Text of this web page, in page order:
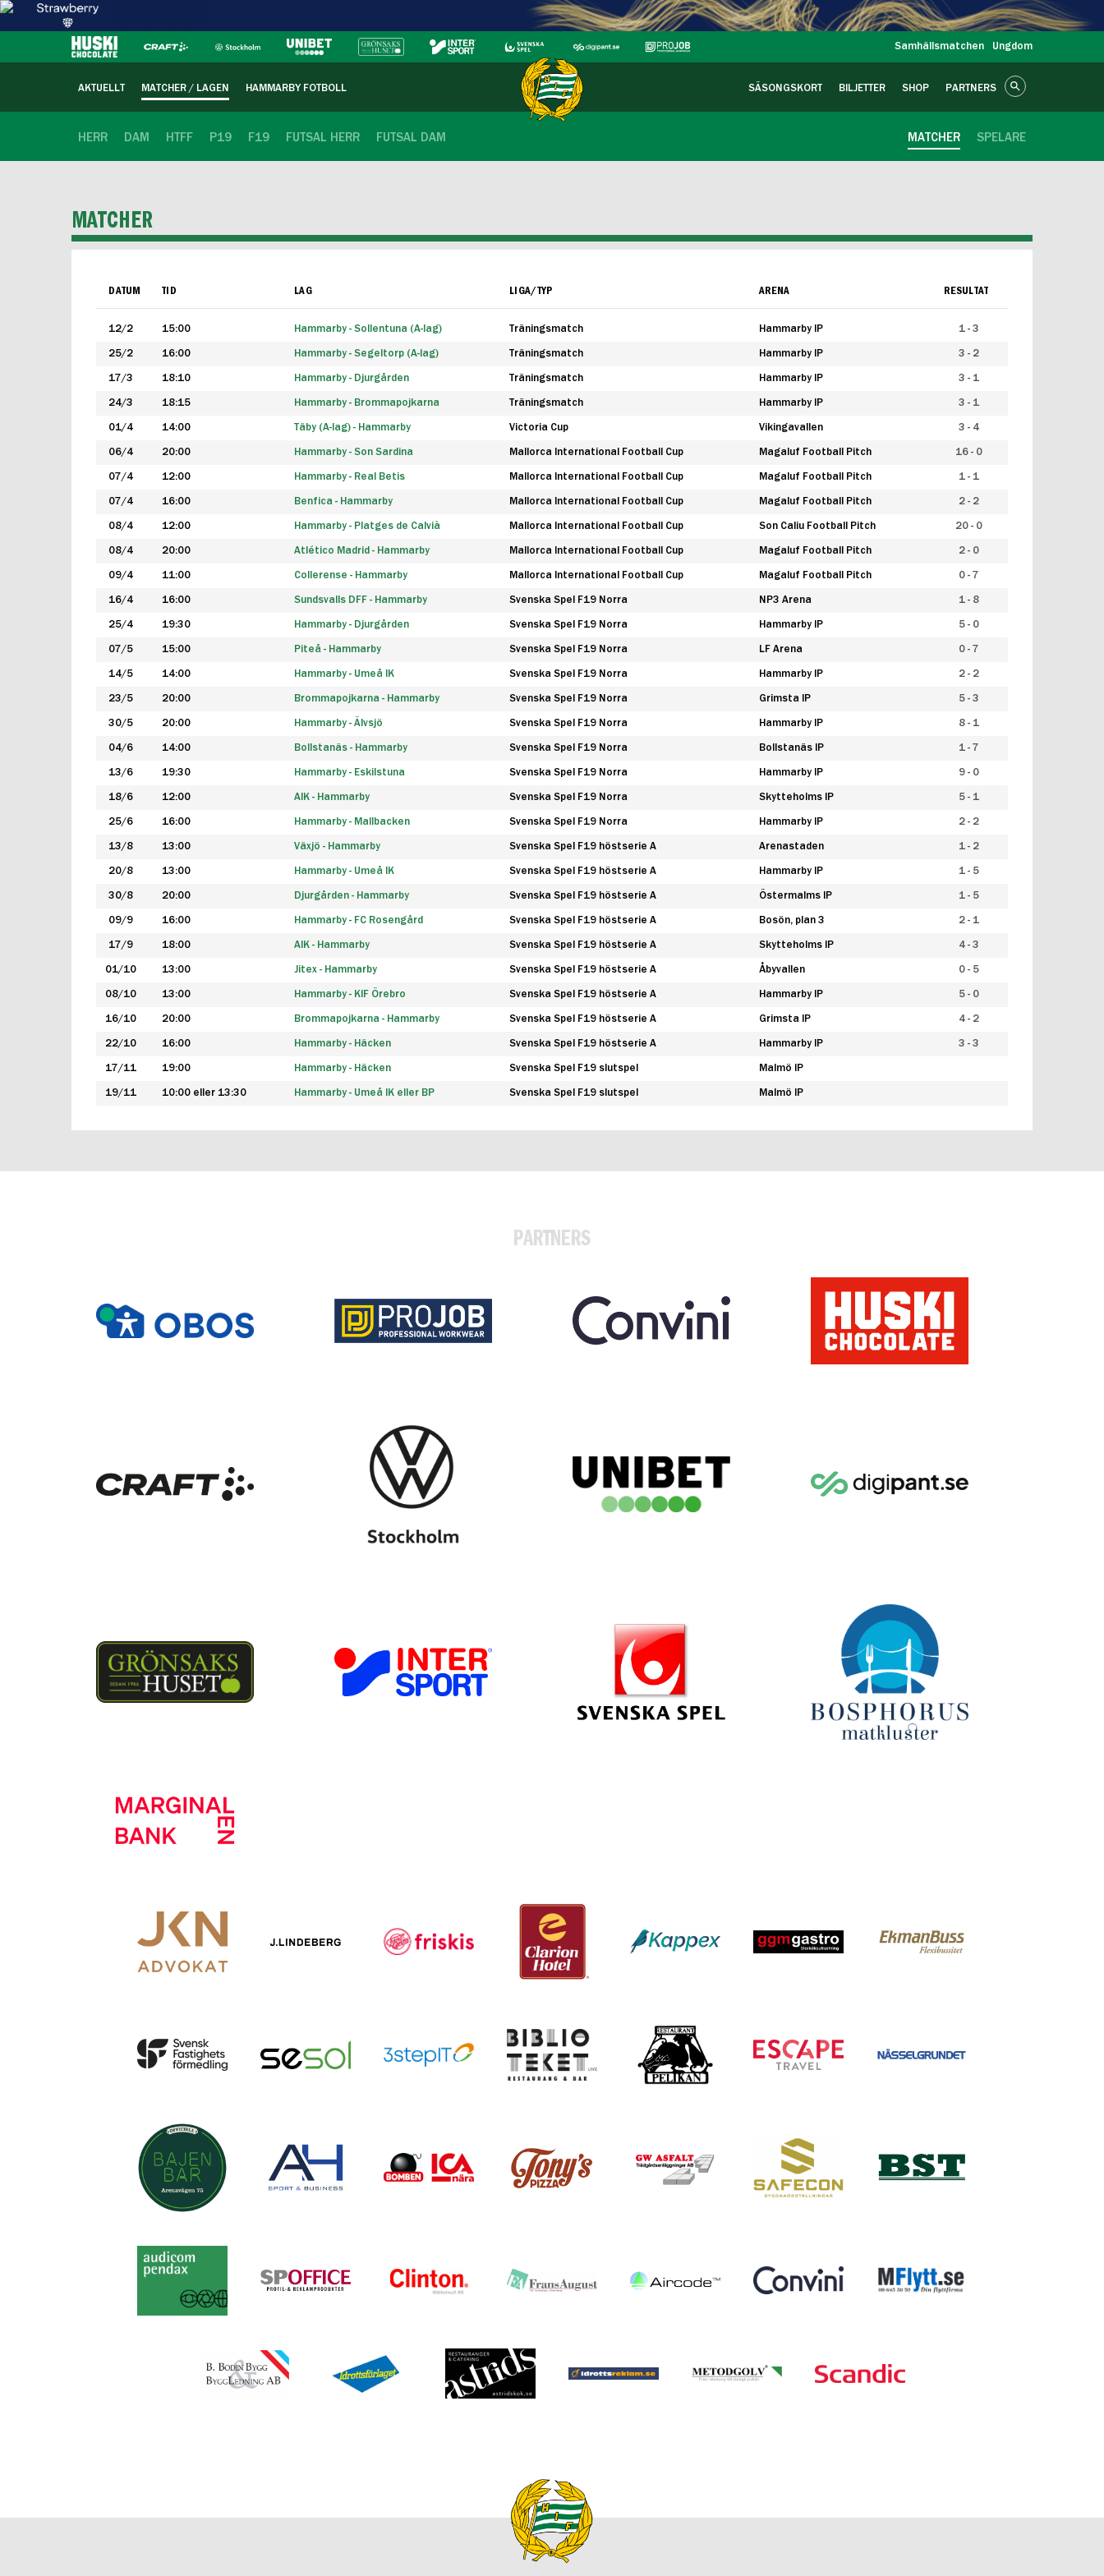
Samhällsmatchen Ungdom
AKTUELLT MATCHER / LAGEN HAMMARBY FOTBOLL SÄSONGSKORT BILJETTER SHOP PARTNERS
HERR DAM HTFF P19 F19 FUTSAL HERR FUTSAL DAM SPELARE
MATCHER
MATCHER
DATUM TID LAG LIGA/TYP ARENA RESULTAT
12/2 15:00 Hammarby - Sollentuna (A-lag) Träningsmatch Hammarby IP 1 - 3
25/2 16:00 Hammarby - Segeltorp (A-lag) Träningsmatch Hammarby IP 3 - 2
17/3 18:10 Hammarby - Djurgården Träningsmatch Hammarby IP 3 - 1
24/3 18:15 Hammarby - Brommapojkarna Träningsmatch Hammarby IP 3 - 1
01/4 14:00 Täby (A-lag) - Hammarby Victoria Cup Vikingavallen 3 - 4
06/4 20:00 Hammarby - Son Sardina Mallorca International Football Cup Magaluf Football Pitch 16 - 0
07/4 12:00 Hammarby - Real Betis Mallorca International Football Cup Magaluf Football Pitch 1 - 1
07/4 16:00 Benfica - Hammarby Mallorca International Football Cup Magaluf Football Pitch 2 - 2
08/4 12:00 Hammarby - Platges de Calvià Mallorca International Football Cup Son Caliu Football Pitch 20 - 0
08/4 20:00 Atlético Madrid - Hammarby Mallorca International Football Cup Magaluf Football Pitch 2 - 0
09/4 11:00 Collerense - Hammarby Mallorca International Football Cup Magaluf Football Pitch 0 - 7
16/4 16:00 Sundsvalls DFF - Hammarby Svenska Spel F19 Norra NP3 Arena 1 - 8
25/4 19:30 Hammarby - Djurgården Svenska Spel F19 Norra Hammarby IP 5 - 0
07/5 15:00 Piteå - Hammarby Svenska Spel F19 Norra LF Arena 0 - 7
14/5 14:00 Hammarby - Umeå IK Svenska Spel F19 Norra Hammarby IP 2 - 2
23/5 20:00 Brommapojkarna - Hammarby Svenska Spel F19 Norra Grimsta IP 5 - 3
30/5 20:00 Hammarby - Älvsjö Svenska Spel F19 Norra Hammarby IP 8 - 1
04/6 14:00 Bollstanäs - Hammarby Svenska Spel F19 Norra Bollstanäs IP 1 - 7
13/6 19:30 Hammarby - Eskilstuna Svenska Spel F19 Norra Hammarby IP 9 - 0
18/6 12:00 AIK - Hammarby Svenska Spel F19 Norra Skytteholms IP 5 - 1
25/6 16:00 Hammarby - Mallbacken Svenska Spel F19 Norra Hammarby IP 2 - 2
13/8 13:00 Växjö - Hammarby Svenska Spel F19 höstserie A Arenastaden 1 - 2
20/8 13:00 Hammarby - Umeå IK Svenska Spel F19 höstserie A Hammarby IP 1 - 5
30/8 20:00 Djurgården - Hammarby Svenska Spel F19 höstserie A Östermalms IP 1 - 5
09/9 16:00 Hammarby - FC Rosengård Svenska Spel F19 höstserie A Bosön, plan 3 2 - 1
17/9 18:00 AIK - Hammarby Svenska Spel F19 höstserie A Skytteholms IP 4 - 3
01/10 13:00 Jitex - Hammarby Svenska Spel F19 höstserie A Åbyvallen 0 - 5
08/10 13:00 Hammarby - KIF Örebro Svenska Spel F19 höstserie A Hammarby IP 5 - 0
16/10 20:00 Brommapojkarna - Hammarby Svenska Spel F19 höstserie A Grimsta IP 4 - 2
22/10 16:00 Hammarby - Häcken Svenska Spel F19 höstserie A Hammarby IP 3 - 3
17/11 19:00 Hammarby - Häcken Svenska Spel F19 slutspel Malmö IP
19/11 10:00 eller 13:30 Hammarby - Umeå IK eller BP Svenska Spel F19 slutspel Malmö IP
PARTNERS